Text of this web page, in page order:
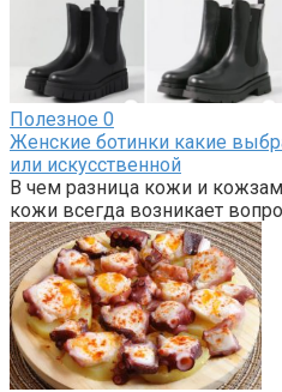
Полезное 0
Женские ботинки какие
или искусственной
В чем разница кожи и
кожи всегда возникает